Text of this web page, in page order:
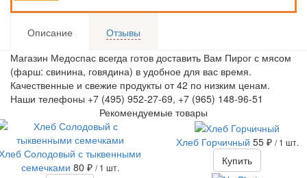
Описание
Отзывы
Магазин Медоспас всегда готов доставить Вам Пирог с мясом
(фарш: свинина, говядина) в удобное для вас время.
Качественные и свежие продукты от 42 по низким ценам.
Наши телефоны +7 (495) 952-27-69, +7 (965) 148-96-51
Рекомендуемые товары
Солодовый с тыквенными
семечками 80 ₽ / 1 шт.
Хлеб Горчичный 55 ₽ / 1 шт.
Купить